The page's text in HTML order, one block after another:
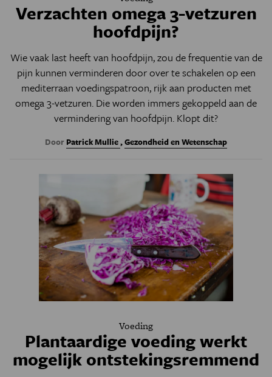
Verzachten omega 3-vetzuren
hoofdpijn?
Wie vaak last heeft van hoofdpijn, zou de frequentie van de
pijn kunnen verminderen door over te schakelen op een
mediterraan voedingspatroon, rijk aan producten met
omega 3-vetzuren. Die worden immers gekoppeld aan de
vermindering van hoofdpijn. Klopt dit?
Door Patrick Mullie,Gezondheid en Wetenschap
Voeding
Plantaardige voeding werkt
mogelijk ontstekingsremmend